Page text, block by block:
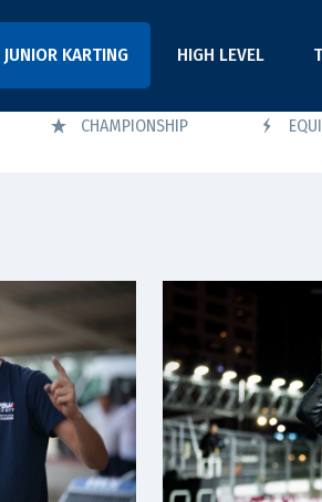
JUNIOR KARTING HIGH LEVEL
CHAMPIONSHIP